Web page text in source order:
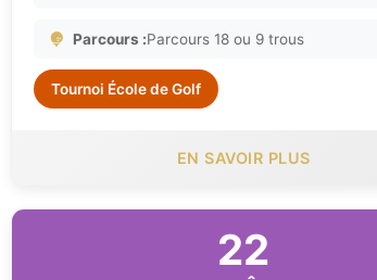
Parcours :Parcours 18 ou 9 trous
Tournoi École de Golf
EN SAVOIR PLUS
22